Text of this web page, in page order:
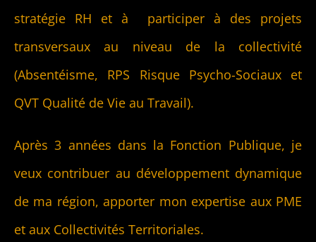
stratégie RH et à participer à des projets
transversaux au niveau de la collectivité
(Absentéisme, RPS Risque Psycho-Sociaux et
QVT Qualité de Vie au Travail).
Après 3 années dans la Fonction Publique, je
veux contribuer au développement dynamique
de ma région, apporter mon expertise aux PME
et aux Collectivités Territoriales.